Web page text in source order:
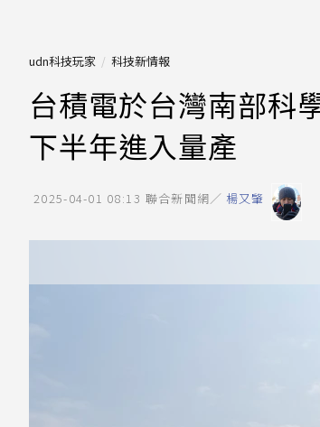
udn科技玩家 科技新情報
台積電於台灣南部科
下半年進入量產
2025-04-01 08:13 聯合新聞網／ 楊又肇